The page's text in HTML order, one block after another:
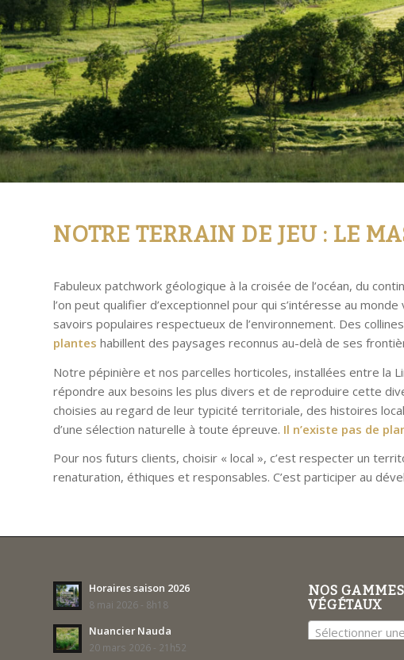
NOTRE TERRAIN DE JEU : LE
Fabuleux patchwork géologique à la croisée de l’océan, du
l’on peut qualifier d’exceptionnel pour qui s’intéresse au
savoirs populaires respectueux de l’environnement. Des
plantes habillent des paysages reconnus au-delà de ses
Notre pépinière et nos parcelles horticoles, installées entre la
répondre aux besoins les plus divers et de reproduire cette
choisies au regard de leur typicité territoriale, des histoires
d’une sélection naturelle à toute épreuve. Il n’existe pas de
Pour nos futurs clients, choisir « local », c’est respecter un
renaturation, éthiques et responsables. C’est participer au
Horaires saison 2026
8 mai 2026 - 8h18
Nuancier Nauda
20 mars 2026 - 21h52
NOS
VÉGÉTAUX
Sélectionner